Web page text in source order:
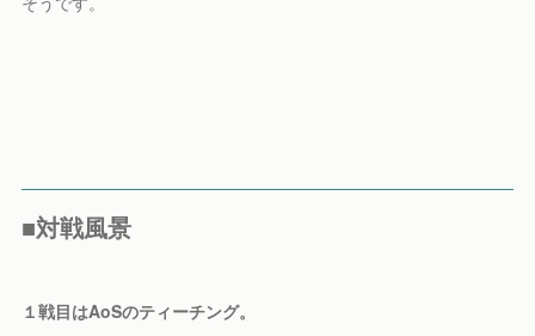
■対戦風景
１戦目はAoSのティーチング。